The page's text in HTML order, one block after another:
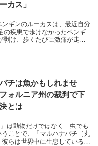
カス」
ギンのルーカスは、最近自分
の疾患で歩けなかったペンギ
剥け、歩くたびに激痛が走る
チは魚かもしれませ
ォルニア州の裁判で下
とは
は動物だけではなく、虫でも
ことで、「マルハナバチ（丸
らは世界中に生息しているミ